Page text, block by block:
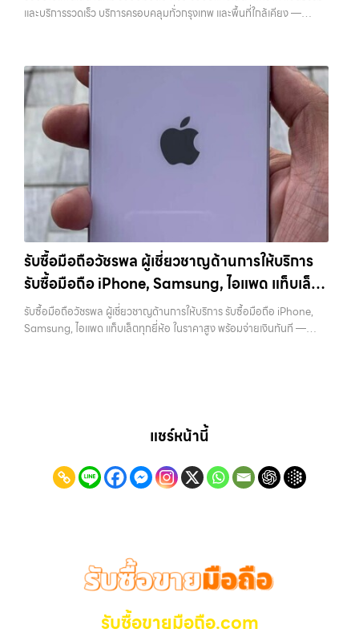
ทั้งหมดนี้เพื่อให้การขายอุปกรณ์ของคุณเป็นเรื่องง่ายขึ้น ดีกว่า รวดเร็วกว่า
และคุ้มค่ากว่า ทำไมต้องเลือกเรา ผู้เชี่ยวชาญด้านการให้บริการ รับซื้อมือถือ
วัชรพล, รามอินทรา, รวมถึง บางนา, บางพลี, เกษตรนวมินทร์, เสนานิคม,
วังหินไม่ว่าคุณจะต้องการ รับซื้อโทรศัพท์, รับซื้อแมคบุค, รับซื้อโน๊ตบุ๊ค, รับ
ซื้อแท็บเล็ต, หรือบริการอื่นๆ เกี่ยวกับสินค้าไอที กรุงเทพฯ – เราพร้อมให้
บริการครบวงจร บริการของเรา เราให้บริการแบบครบวงจรสำหรับลูกค้าที่
ต้องการขายอุปกรณ์ไอที ไม่ว่าจะเป็น: รับซื้อไอโฟน ทุกรุ่น ทั้งเครื่องใหม่และ
เครื่องใช้งานแล้ว รับซื้อไอแพด…
กรุงเทพมหานคร อย่างครบวงจร ไม่ว่าคุณจะอยู่โซนเมืองหรือเขตชานเมือง
แค่เครื่องใช้ไฟฟ้า แต่เป็นทรัพย์สินที่มีมูลค่า คุณอาจต้องการเปลี่ยนรุ่น หรือ
ต้องการเงินด่วน เราจึงมอบบริการประเมินสภาพเครื่อง ฟรี ปราบปราม
ความยุ่งยากทั้งหลาย โดยเน้น โปร่งใส มั่นใจได้ และจ่ายเงินทันทีเมื่อตกลง
ซื้อขายสำเร็จ บริการของเราครอบคลุมทั้ง iPhone สายใหม่-เก่า,
Samsung ทุกรุ่น, iPad และแท็บเล็ตทุกแบรนด์ เรารับถึงแม้จะอยู่ในสภาพ
ใช้งานแล้ว ตกแต่งแล้ว หรือมีรอยบ้าง เพราะมูลค่าของเครื่องไม่ได้ขึ้นอยู่แค่
ยี่ห้อ แต่ขึ้นอยู่กับสภาพจริง ความครบชุด และความสะดวกในการขายของ
คุณ เราจึงตั้งใจให้บริการในเขต ลาดพร้าว, รัชดา, บางรัก, แจ้งวัฒนะ,
บางแค, วัชรพล, รามอินทรา, บางนา, บางพลี, เกษตรนวมินทร์, เสนานิคม,
วังหิน อย่างเต็มที่ ไม่ว่าคุณจะค้นหาคำว่า “รับซื้อมือถือใกล้ฉัน”, “รับซื้อ
โทรศัพท์มือสองกรุงเทพ”, “ขาย iPad ได้ราคา”, “รับซื้อแท็บเล็ต กรุงเทพ
ถึงที่”, หรือ “รับซื้อ Samsung มือสอง ราคาสูง” — ที่นี่คือคำตอบ เพราะ
บริการของเรามุ่งตรงให้คุณได้รับราคาและความสะดวกสบายที่เหนือกว่า
เลือกเราแล้วคุณจะได้บริการที่คุณไว้วางใจ พร้อมทีมงานที่พร้อมอำนวย
ความสะดวก นัดรับถึงที่ ตรวจสภาพอย่างมืออาชีพ และจ่ายเงินทันที
ทั้งหมดนี้เพื่อให้การขายอุปกรณ์ของคุณเป็นเรื่องง่ายขึ้น ดีกว่า รวดเร็วกว่า
และคุ้มค่ากว่า ทำไมต้องเลือกเรา ผู้เชี่ยวชาญด้านการให้บริการ รับซื้อมือถือ
ซื้อแท็บเล็ต, หรือบริการอื่นๆ เกี่ยวกับสินค้าไอที กรุงเทพฯ – เราพร้อมให้
บริการครบวงจร บริการของเรา เราให้บริการแบบครบวงจรสำหรับลูกค้าที่
และบริการรวดเร็ว บริการครอบคลุมทั่วกรุงเทพ และพื้นที่ใกล้เคียง —
วัชรพล รามอินทรา รับซื้อไอแพดเสนานิคม — รับซื้อมือถือ หรือ รับซื้อ
แท็บเล็ต ที่ให้ราคาเป็นธรรมและบริการรวดเร็ว บริการครอบคลุมทั่วกรุงเทพ
และพื้นที่ใกล้เคียง รับซื้อไอแพดเสนานิคม รับซื้อมือถือ หรือ รับซื้อแท็บเล็ต
ที่ให้ราคาเป็นธรรมและบริการรวดเร็ว บริการครอบคลุมทั่วกรุงเทพ และพื้นที่
ใกล้เคียง รับซื้อ iPhone… รับซื้อไอแพดเสนานิคม รับซื้อ iPhone ทุกรุ่น ให้
ราคาสูง พร้อมจ่ายเงินทันที ประสบการณ์เหนือระดับกับการ รับซื้อไอ
โฟน, รับซื้อไอแพด, รับซื้อมือถือ ยินดีต้อนรับสู่ “รับซื้อขายมือถือ.com”
เว็บไซต์ที่คุณไว้วางใจได้ สำหรับบริการ รับซื้อ มือถือ iPhone, Samsung,
iPad, แท็บเล็ต ทุกยี่ห้อ ให้ราคาสูง พร้อมจ่ายเงินทันที ครอบคลุมพื้นที่
ลาดพร้าว, รัชดา, บางรัก, แจ้งวัฒนะ, บางแค, วัชรพล, รามอินทรา และเขต
กรุงเทพฯ ใกล้ “ใกล้ ฉัน” ที่สุด ในยุคที่สมาร์ทโฟน แท็บเล็ต และอุปกรณ์ไอที
ใหม่ๆ เปลี่ยนรุ่นกันแทบทุกช่วงเวลา อุปกรณ์ที่คุณใช้แล้วอาจกลายเป็นของ
ที่ไม่ได้ใช้งานอยู่เฉยๆ เว็บไซต์ของเราจึงเกิดขึ้นเพื่อเป็นทางเลือกให้คุณ
สามารถเปลี่ยนอุปกรณ์ที่ไม่ใช้แล้วให้กลายเป็นเงินสดได้ทันที ด้วยบริการ รับ
ซื้อไอโฟน, รับซื้อไอแพด, รับซื้อมือถือ, รับซื้อโทรศัพท์, รับซื้อโน๊ตบุ๊ค, รับซื้อ
แท็บเล็ต, รับซื้อสินค้าไอทีกรุงเทพมหานคร อย่างครบวงจร ไม่ว่าคุณจะอยู่
โซนเมืองหรือเขตชานเมือง เรามีทีมงานพร้อมให้บริการถึงที่ในพื้นที่ “ใกล้
สายใหม่-เก่า, Samsung ทุกรุ่น, iPad และแท็บเล็ตทุกแบรนด์ เรารับถึงแม้
ไม่ได้ขึ้นอยู่แค่ยี่ห้อ แต่ขึ้นอยู่กับสภาพจริง ความครบชุด และความสะดวกใน
การขายของคุณ เราจึงตั้งใจให้บริการในเขต ลาดพร้าว, รัชดา, บางรัก,
เพราะบริการของเรามุ่งตรงให้คุณได้รับราคาและความสะดวกสบายที่เหนือ
กว่า เลือกเราแล้วคุณจะได้บริการที่คุณไว้วางใจ พร้อมทีมงานที่พร้อม
ทั้งหมดนี้เพื่อให้การขายอุปกรณ์ของคุณเป็นเรื่องง่ายขึ้น ดีกว่า รวดเร็วกว่า
รับซื้อมือถือวัชรพล ผู้เชี่ยวชาญด้านการให้บริการ
รับซื้อมือถือ iPhone, Samsung, ไอแพด แท็บเล็ต
ทุกยี่ห้อ ในราคาสูง พร้อมจ่ายเงินทันที
รับซื้อมือถือวัชรพล ผู้เชี่ยวชาญด้านการให้บริการ รับซื้อมือถือ iPhone,
Samsung, ไอแพด แท็บเล็ตทุกยี่ห้อ ในราคาสูง พร้อมจ่ายเงินทันที —
iPhone, Samsung, ไอแพด แท็บเล็ตทุกยี่ห้อ ในราคาสูง พร้อมจ่ายเงิน
ทันที บริการถึงพื้นที่… รับซื้อมือถือวัชรพล บริการถึงพื้นที่ เขตลาดพร้าว,
รัชดา, บางรัก, แจ้งวัฒนะ, บางแค, วัชรพล, รามอินทรา — นัดรับสะดวกทุก
เขต ประสบการณ์เหนือระดับกับการ รับซื้อไอโฟน, รับซื้อไอแพด, รับซื้อมือ
ที่สุด ในยุคที่สมาร์ทโฟน แท็บเล็ต และอุปกรณ์ไอทีใหม่ๆ เปลี่ยนรุ่นกันแทบ
ทุกช่วงเวลา อุปกรณ์ที่คุณใช้แล้วอาจกลายเป็นของที่ไม่ได้ใช้งานอยู่เฉยๆ
ไม่ใช้แล้วให้กลายเป็นเงินสดได้ทันที ด้วยบริการ รับซื้อไอโฟน, รับซื้อไอแพด,
รับซื้อมือถือ, รับซื้อโทรศัพท์, รับซื้อโน๊ตบุ๊ค, รับซื้อแท็บเล็ต, รับซื้อสินค้าไอที
แชร์หน้านี้
รับซื้อขายมือถือ.com